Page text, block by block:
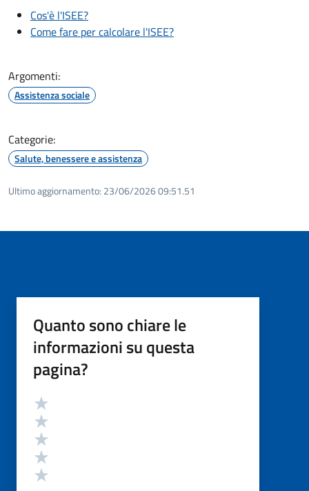
Cos'è l'ISEE?
Come fare per calcolare l'ISEE?
Argomenti:
Assistenza sociale
Categorie:
Salute, benessere e assistenza
Ultimo aggiornamento: 23/06/2026 09:51.51
Quanto sono chiare le
informazioni su questa
pagina?
Valutazione